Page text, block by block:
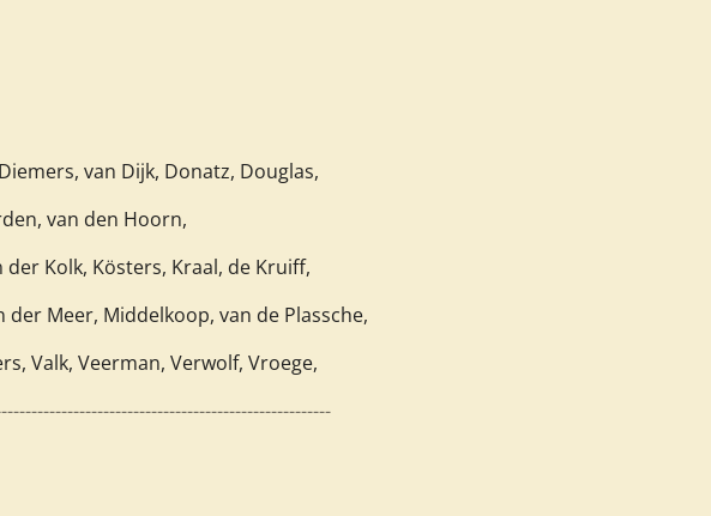
Diemers, van Dijk, Donatz, Douglas,
van den Hoorn,
der Kolk, Kösters, Kraal, de Kruiff,
Meer, Middelkoop, van de Plassche,
Valk, Veerman, Verwolf, Vroege,